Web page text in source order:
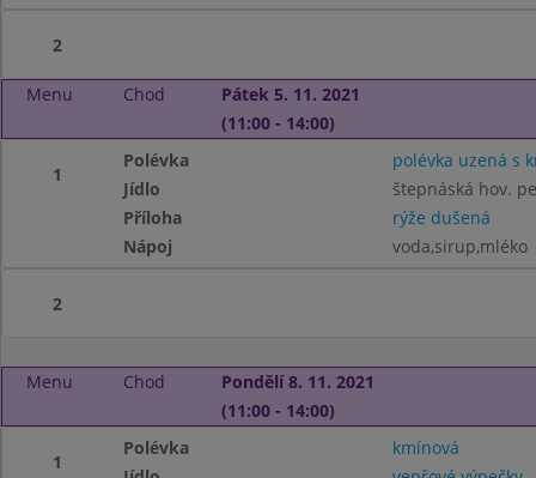
2
Menu Chod
Pátek 5. 11. 2021
(11:00 - 14:00)
1
Polévka
polévka uzená s
Jídlo
štepnáská hov.
Příloha
rýže dušená
Nápoj
voda,sirup,mléko
2
Menu Chod
Pondělí 8. 11. 2021
(11:00 - 14:00)
1
Polévka
kmínová